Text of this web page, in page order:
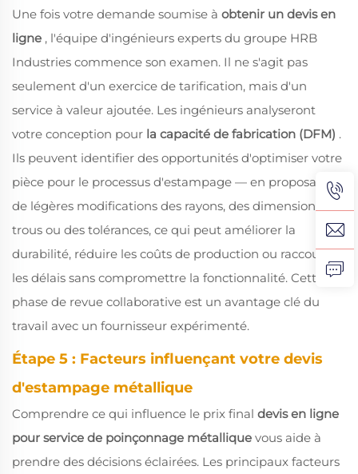
Une fois votre demande soumise à obtenir un devis en
ligne , l'équipe d'ingénieurs experts du groupe HRB
Industries commence son examen. Il ne s'agit pas
seulement d'un exercice de tarification, mais d'un
service à valeur ajoutée. Les ingénieurs analyseront
votre conception pour la capacité de fabrication (DFM) .
Ils peuvent identifier des opportunités d'optimiser votre
pièce pour le processus d'estampage — en proposant
de légères modifications des rayons, des dimensions des
trous ou des tolérances, ce qui peut améliorer la
durabilité, réduire les coûts de production ou raccourcir
les délais sans compromettre la fonctionnalité. Cette
phase de revue collaborative est un avantage clé du
travail avec un fournisseur expérimenté.
Étape 5 : Facteurs influençant votre devis
d'estampage métallique
Comprendre ce qui influence le prix final devis en ligne
pour service de poinçonnage métallique vous aide à
prendre des décisions éclairées. Les principaux facteurs